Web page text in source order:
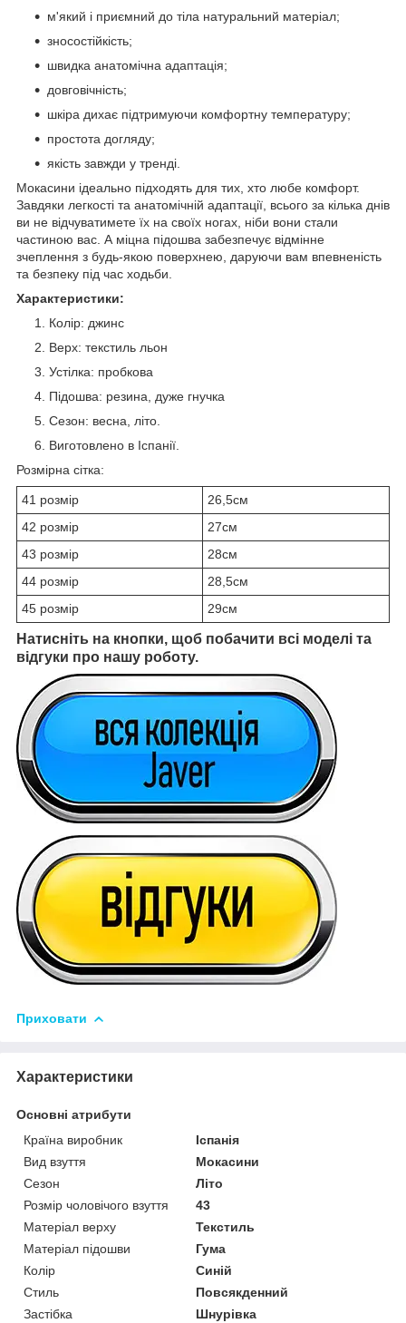
м'який і приємний до тіла натуральний матеріал;
зносостійкість;
швидка анатомічна адаптація;
довговічність;
шкіра дихає підтримуючи комфортну температуру;
простота догляду;
якість завжди у тренді.
Мокасини ідеально підходять для тих, хто любе комфорт.
Завдяки легкості та анатомічній адаптації, всього за кілька днів
ви не відчуватимете їх на своїх ногах, ніби вони стали
частиною вас. А міцна підошва забезпечує відмінне
зчеплення з будь-якою поверхнею, даруючи вам впевненість
та безпеку під час ходьби.
Характеристики:
Колір: джинс
Верх: текстиль льон
Устілка: пробкова
Підошва: резина, дуже гнучка
Сезон: весна, літо.
Виготовлено в Іспанії.
Розмірна сітка:
41 розмір
26,5см
42 розмір
27см
43 розмір
28см
44 розмір
28,5см
45 розмір
29см
Натисніть на кнопки, щоб побачити всі моделі та
відгуки про нашу роботу.
Приховати
Характеристики
Основні атрибути
Країна виробник
Іспанія
Вид взуття
Мокасини
Сезон
Літо
Розмір чоловічого взуття
43
Матеріал верху
Текстиль
Матеріал підошви
Гума
Колір
Синій
Стиль
Повсякденний
Застібка
Шнурівка